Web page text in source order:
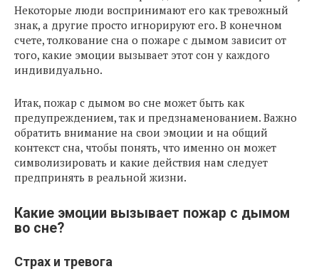
Некоторые люди воспринимают его как тревожный
знак, а другие просто игнорируют его. В конечном
счете, толкование сна о пожаре с дымом зависит от
того, какие эмоции вызывает этот сон у каждого
индивидуально.
Итак, пожар с дымом во сне может быть как
предупреждением, так и предзнаменованием. Важно
обратить внимание на свои эмоции и на общий
контекст сна, чтобы понять, что именно он может
символизировать и какие действия нам следует
предпринять в реальной жизни.
Какие эмоции вызывает пожар с дымом
во сне?
Страх и тревога